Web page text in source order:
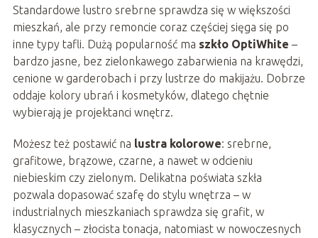
Standardowe lustro srebrne sprawdza się w większości
mieszkań, ale przy remoncie coraz częściej sięga się po
inne typy tafli. Dużą popularność ma szkło OptiWhite –
bardzo jasne, bez zielonkawego zabarwienia na krawędzi,
cenione w garderobach i przy lustrze do makijażu. Dobrze
oddaje kolory ubrań i kosmetyków, dlatego chętnie
wybierają je projektanci wnętrz.
Możesz też postawić na lustra kolorowe: srebrne,
grafitowe, brązowe, czarne, a nawet w odcieniu
niebieskim czy zielonym. Delikatna poświata szkła
pozwala dopasować szafę do stylu wnętrza – w
industrialnych mieszkaniach sprawdza się grafit, w
klasycznych – złocista tonacja, natomiast w nowoczesnych